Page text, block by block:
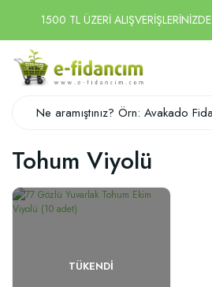
1500 TL ÜZERİ ALIŞVERİŞLERİNİZDE
Tohum Viyolü
TÜKENDI